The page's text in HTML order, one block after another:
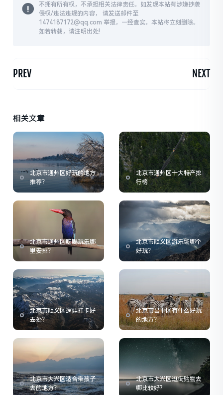
不拥有所有权，不承担相关法律责任。如发现本站有涉嫌抄袭
侵权/违法违规的内容， 请发送邮件至
1474187172@qq.com 举报，一经查实，本站将立刻删除。
如若转载，请注明出处!
PREV NEXT
相关文章
北京市通州区好玩的地方
推荐？
北京市通州区十大特产排
行榜
北京市通州区吃喝玩乐哪
里安排？
北京市顺义区游乐场哪个
好玩？
北京市顺义区遛娃打卡好
去处？
北京市昌平区有什么好玩
的地方？
北京市大兴区适合带孩子
去的地方？
北京市大兴区逛街购物去
哪比较好?